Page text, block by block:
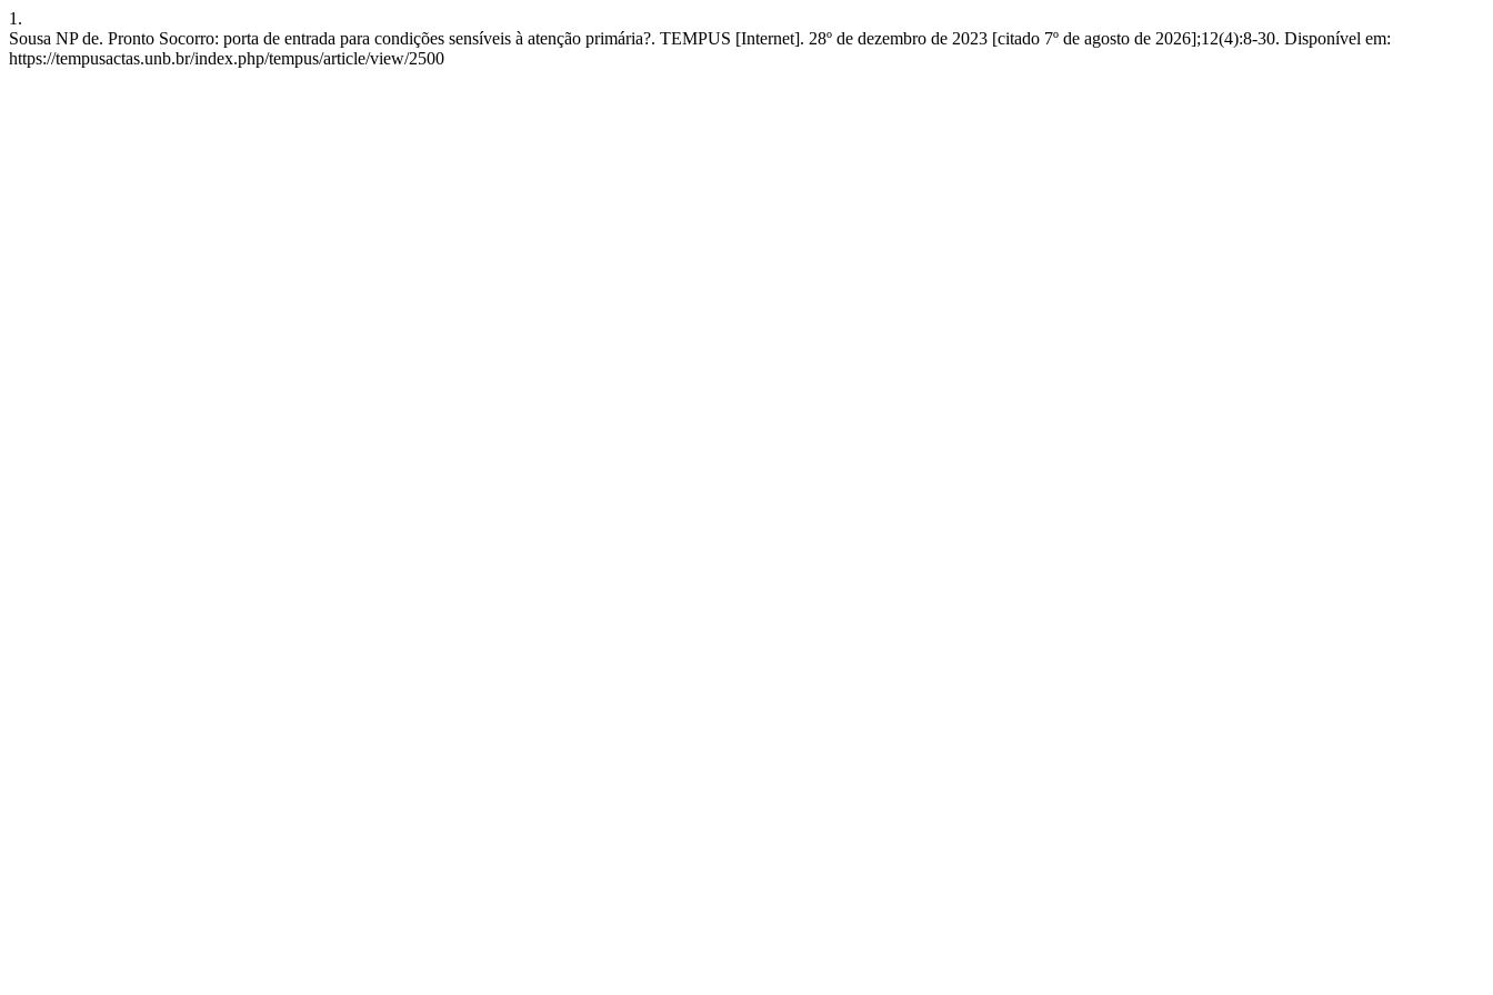
1.
Sousa NP de. Pronto Socorro: porta de entrada para condições sensíveis à atenção primária?. TEMPUS [Internet]. 28º de dezembro de 2023 [citado 7º de agosto de 2026];12(4):8-30. Disponível em:
https://tempusactas.unb.br/index.php/tempus/article/view/2500